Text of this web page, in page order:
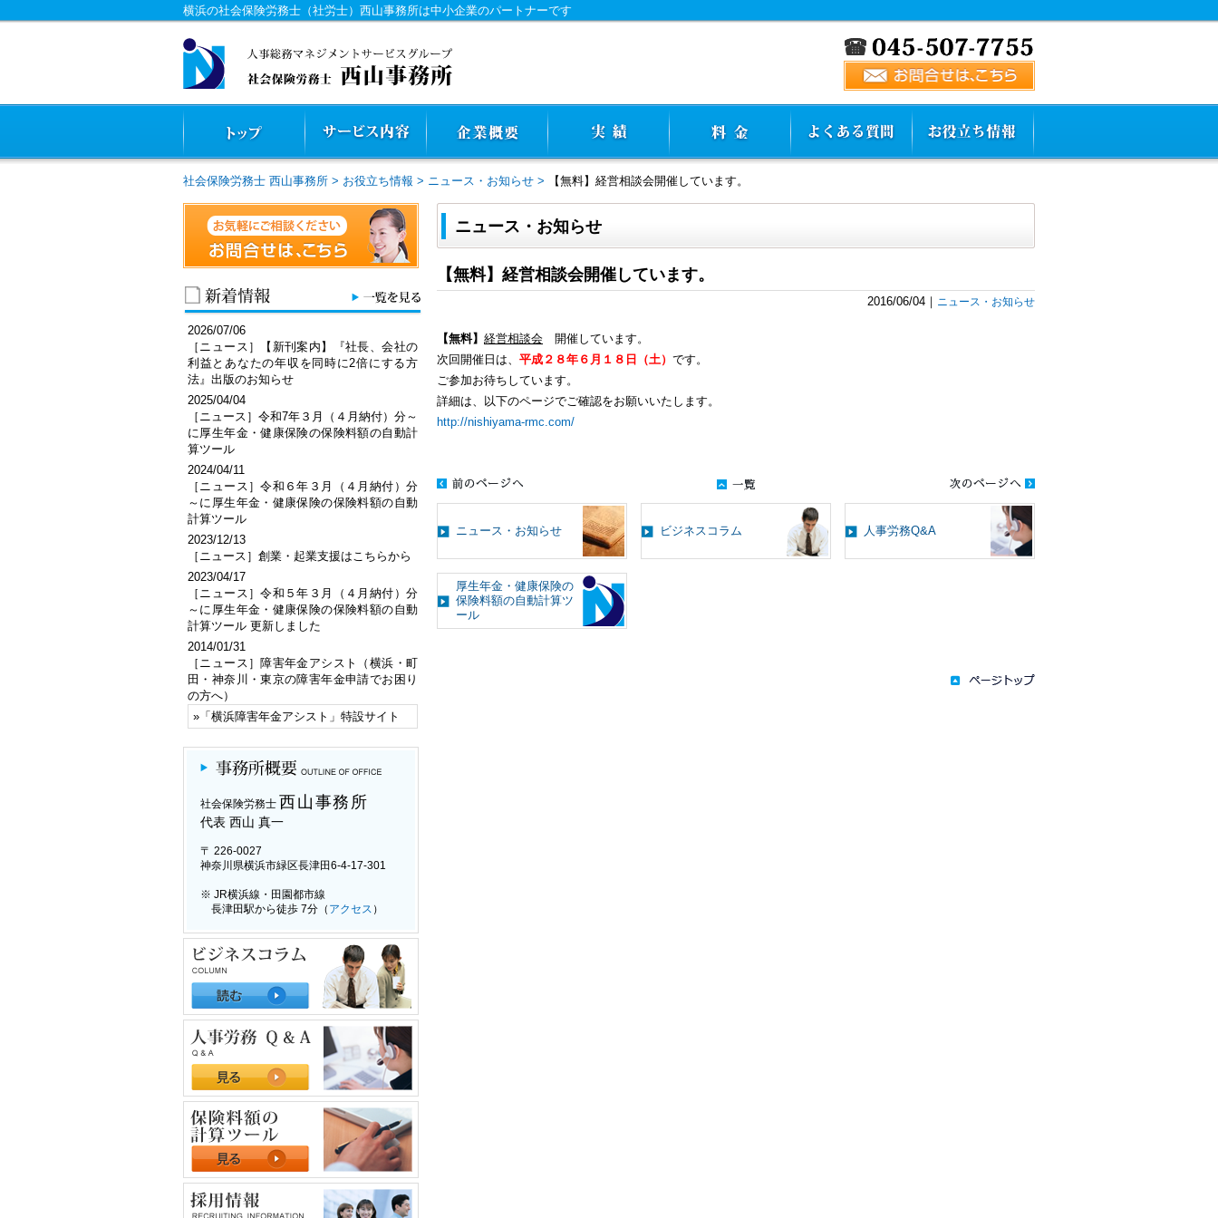
横浜の社会保険労務士（社労士）西山事務所は中小企業のパートナーです
社会保険労務士 西山事務所 > お役立ち情報 > ニュース・お知らせ > 【無料】経営相談会開催しています。
ニュース・お知らせ
【無料】経営相談会開催しています。
2016/06/04｜ ニュース・お知らせ
【無料】 経営相談会 開催しています。
次回開催日は、 平成２８年６月１８日（土） です。
ご参加お待ちしています。
詳細は、以下のページでご確認をお願いいたします。
http://nishiyama-rmc.com/
ニュース・お知らせ ビジネスコラム 人事労務Q&A
厚生年金・健康保険の
保険料額の自動計算ツ
ール
2026/07/06
［ニュース］【新刊案内】『社長、会社の
利益とあなたの年収を同時に2倍にする方
法』出版のお知らせ
2025/04/04
［ニュース］令和7年３月（４月納付）分～
に厚生年金・健康保険の保険料額の自動計
算ツール
2024/04/11
［ニュース］令和６年３月（４月納付）分
～に厚生年金・健康保険の保険料額の自動
計算ツール
2023/12/13
［ニュース］創業・起業支援はこちらから
2023/04/17
［ニュース］令和５年３月（４月納付）分
～に厚生年金・健康保険の保険料額の自動
計算ツール 更新しました
2014/01/31
［ニュース］障害年金アシスト（横浜・町
田・神奈川・東京の障害年金申請でお困り
の方へ）
»「 横浜障害年金アシスト 」特設サイト
社会保険労務士 西山事務所
代表 西山 真一
〒 226-0027
神奈川県横浜市緑区長津田6-4-17-301
※ JR横浜線・田園都市線
長津田駅から徒歩 7分（ アクセス ）